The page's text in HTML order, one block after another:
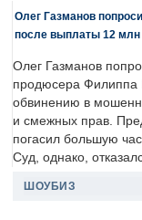
Олег Газманов
после выплаты 12 млн
Олег Газманов
продюсера Филиппа
обвинению в
и смежных прав.
погасил большую
Суд, однако,
ШОУБИЗ